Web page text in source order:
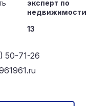
эксперт по
недвижимости
13
50-71-26